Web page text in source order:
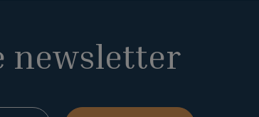
newsletter